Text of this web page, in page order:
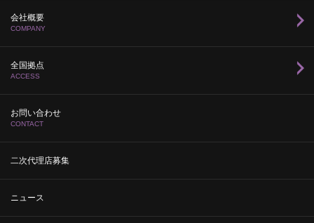
会社概要
COMPANY
全国拠点
ACCESS
お問い合わせ
CONTACT
二次代理店募集
ニュース